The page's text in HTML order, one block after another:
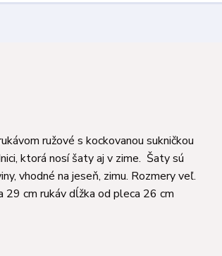
ružové s kockovanou sukničkou
ktorá nosí šaty aj v zime. Šaty sú
vhodné na jeseň, zimu. Rozmery veľ.
cm rukáv dĺžka od pleca 26 cm